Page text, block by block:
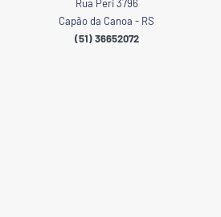
Rua Peri 3796
Capão da Canoa - RS
(51) 36652072